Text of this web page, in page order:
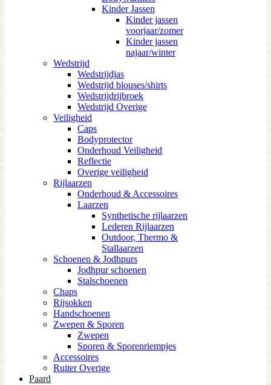
Kinder Jassen
Kinder jassen
voorjaar/zomer
Kinder jassen
najaar/winter
Wedstrijd
Wedstrijdjas
Wedstrijd blouses/shirts
Wedstrijdrijbroek
Wedstrijd Overige
Veiligheid
Caps
Bodyprotector
Onderhoud Veiligheid
Reflectie
Overige veiligheid
Rijlaarzen
Onderhoud & Accessoires
Laarzen
Synthetische rijlaarzen
Lederen Rijlaarzen
Outdoor, Thermo &
Stallaarzen
Schoenen & Jodhpurs
Jodhpur schoenen
Stalschoenen
Chaps
Rijsokken
Handschoenen
Zwepen & Sporen
Zwepen
Sporen & Sporenriempjes
Accessoires
Ruiter Overige
Paard